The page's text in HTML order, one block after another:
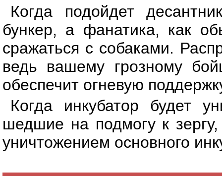
Когда подойдет
бункер, а фанатика, как
сражаться с собаками.
ведь вашему грозному
обеспечит огневую
Когда инкубатор будет
шедшие на подмогу к
уничтожением основного